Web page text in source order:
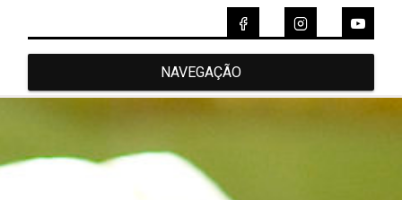
NAVEGAÇÃO